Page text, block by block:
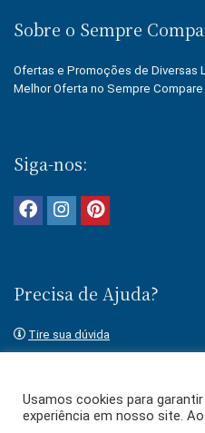
Sobre o Sempre
Ofertas e Promoções de Diversas
Melhor Oferta no Sempre
Siga-nos:
Precisa de Ajuda?
Tire sua dúvida
Usamos cookies para
experiência em nosso site.